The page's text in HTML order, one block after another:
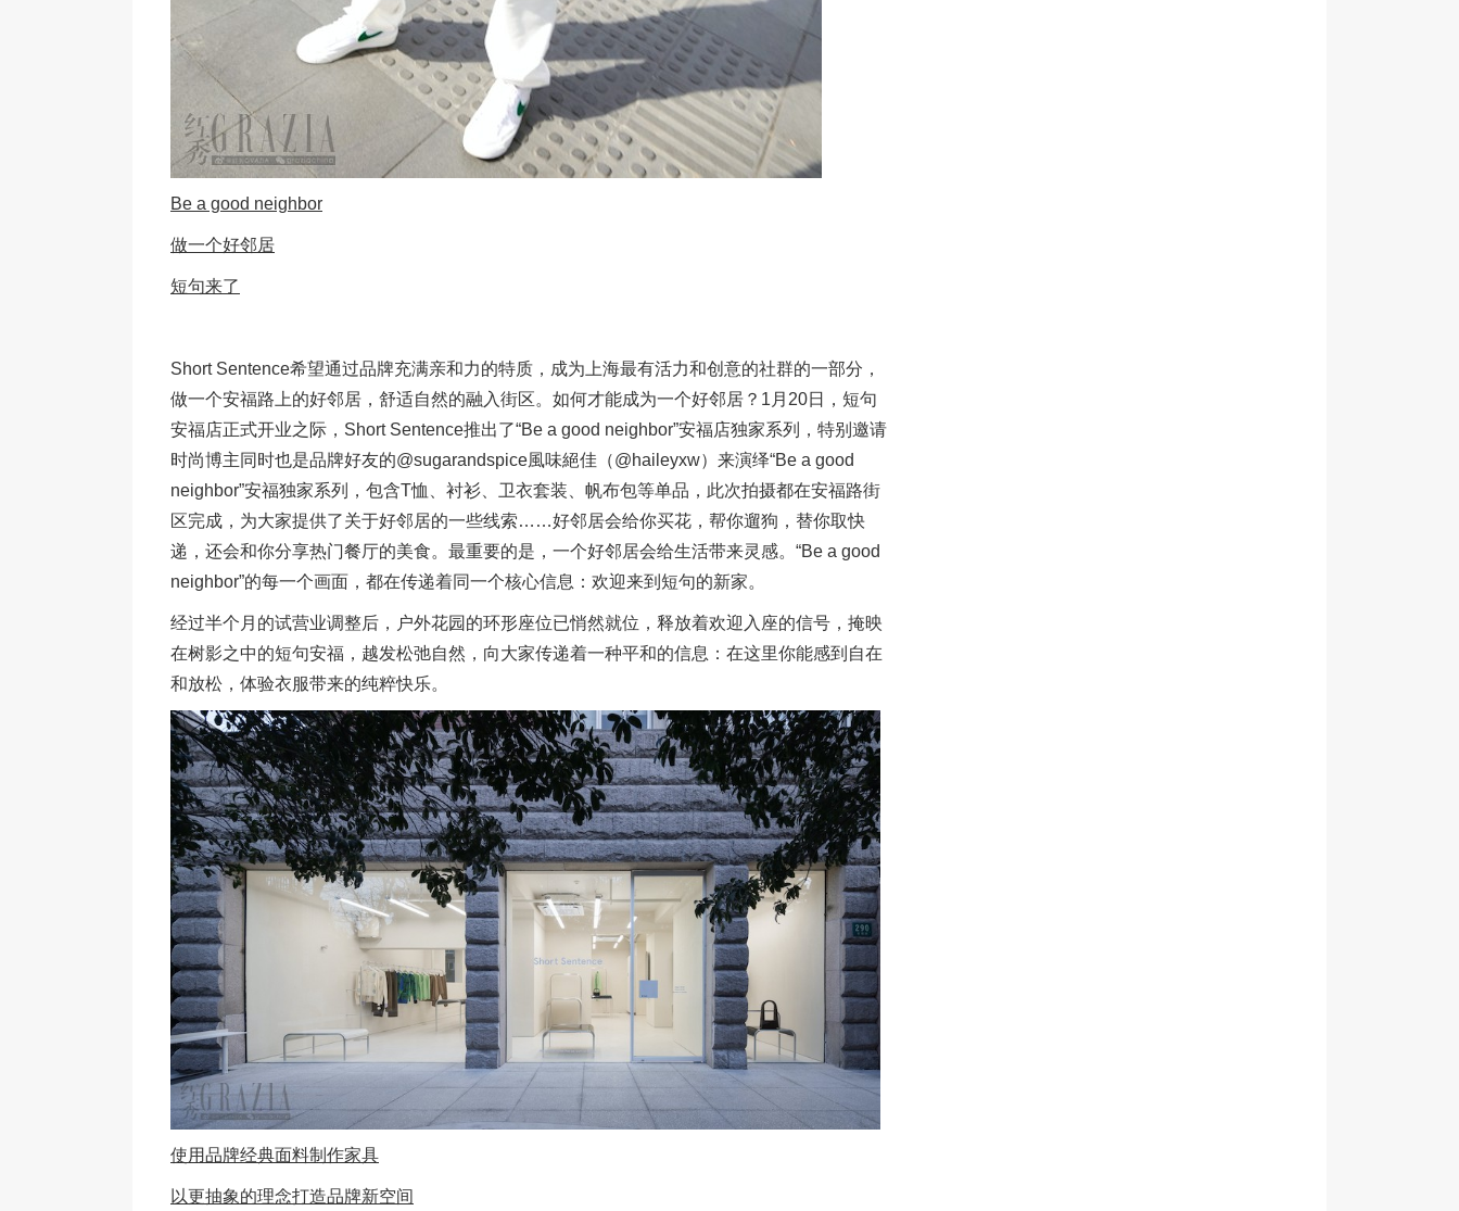
Be a good neighbor
做一个好邻居
短句来了
Short Sentence希望通过品牌充满亲和力的特质，成为上海最有活力和创意的社群的一部分，
做一个安福路上的好邻居，舒适自然的融入街区。如何才能成为一个好邻居？1月20日，短句
安福店正式开业之际，Short Sentence推出了“Be a good neighbor”安福店独家系列，特别邀请
时尚博主同时也是品牌好友的@sugarandspice風味絕佳（@haileyxw）来演绎“Be a good
neighbor”安福独家系列，包含T恤、衬衫、卫衣套装、帆布包等单品，此次拍摄都在安福路街
区完成，为大家提供了关于好邻居的一些线索……好邻居会给你买花，帮你遛狗，替你取快
递，还会和你分享热门餐厅的美食。最重要的是，一个好邻居会给生活带来灵感。“Be a good
neighbor”的每一个画面，都在传递着同一个核心信息：欢迎来到短句的新家。
经过半个月的试营业调整后，户外花园的环形座位已悄然就位，释放着欢迎入座的信号，掩映
在树影之中的短句安福，越发松弛自然，向大家传递着一种平和的信息：在这里你能感到自在
和放松，体验衣服带来的纯粹快乐。
使用品牌经典面料制作家具
以更抽象的理念打造品牌新空间